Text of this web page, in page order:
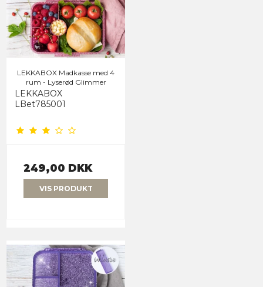
LEKKABOX Madkasse med 4
rum - Lyserød Glimmer
LEKKABOX
LBet785001
249,00 DKK
VIS PRODUKT